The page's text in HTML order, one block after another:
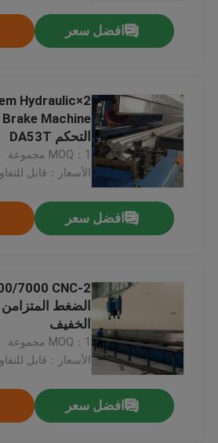
خفيف Pole آلة
آلة قطع باب القطب الخفيفة
آلة لحام التماس العالي والاحادي
قص على طول الجهاز
استدقاق عمليّة قطع آلة
آلة تشكيل الدرابزين
هيدروليّ يقصّ آلة
افضل سعر
التحكم DA53T
MOQ：1 مجموعة
الأسعار：قابل
افضل سعر
الخفيف
MOQ：1 مجموعة
الأسعار：قابل
افضل سعر